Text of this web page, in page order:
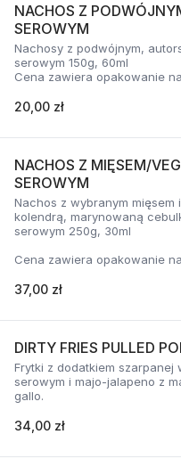
NACHOS Z
SEROWYM
Nachosy z podwójnym,
serowym 150g, 60ml
Cena zawiera opakowanie
20,00 zł
NACHOS Z MIĘSEM/
SEROWYM
Nachos z wybranym
kolendrą, marynowaną
serowym 250g, 30ml
Cena zawiera opakowanie
37,00 zł
DIRTY FRIES PULLED
Frytki z dodatkiem szarpanej
serowym i majo-jalapeno z
gallo.
34,00 zł